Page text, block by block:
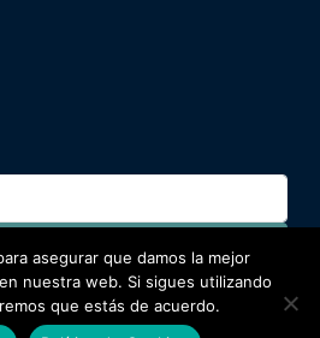
asegurar que damos la mejor
nuestra web. Si sigues utilizando
que estás de acuerdo.